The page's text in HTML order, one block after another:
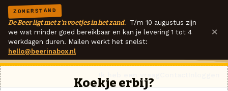
ZOMERSTAND
De Beer ligt met z'n voetjes in het zand. T/m 10 augustus zijn
we wat minder goed bereikbaar en kan je levering 1 tot 4
werkdagen duren. Mailen werkt het snelst:
hello@beerinabox.nl
×
Koekje erbij?